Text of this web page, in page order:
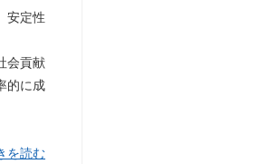
安定性
会貢献
的に成
を読む